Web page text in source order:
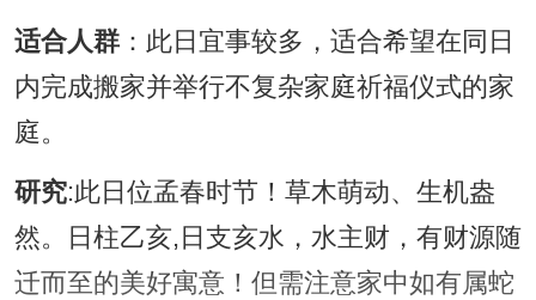
适合人群：此日宜事较多，适合希望在同日
内完成搬家并举行不复杂家庭祈福仪式的家
庭。
研究:此日位孟春时节！草木萌动、生机盎
然。日柱乙亥,日支亥水，水主财，有财源随
迁而至的美好寓意！但需注意家中如有属蛇